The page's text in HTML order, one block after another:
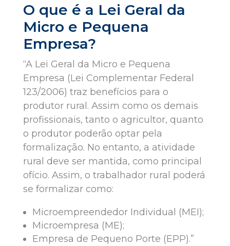
O que é a Lei Geral da
Micro e Pequena
Empresa?
“A Lei Geral da Micro e Pequena
Empresa (Lei Complementar Federal
123/2006) traz benefícios para o
produtor rural. Assim como os demais
profissionais, tanto o agricultor, quanto
o produtor poderão optar pela
formalização. No entanto, a atividade
rural deve ser mantida, como principal
ofício. Assim, o trabalhador rural poderá
se formalizar como:
Microempreendedor Individual (MEI);
Microempresa (ME);
Empresa de Pequeno Porte (EPP).”